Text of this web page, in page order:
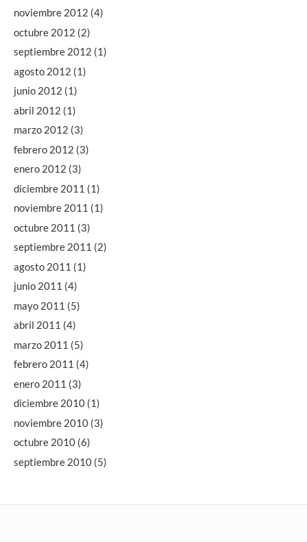
noviembre 2012 (4)
octubre 2012 (2)
septiembre 2012 (1)
agosto 2012 (1)
junio 2012 (1)
abril 2012 (1)
marzo 2012 (3)
febrero 2012 (3)
enero 2012 (3)
diciembre 2011 (1)
noviembre 2011 (1)
octubre 2011 (3)
septiembre 2011 (2)
agosto 2011 (1)
junio 2011 (4)
mayo 2011 (5)
abril 2011 (4)
marzo 2011 (5)
febrero 2011 (4)
enero 2011 (3)
diciembre 2010 (1)
noviembre 2010 (3)
octubre 2010 (6)
septiembre 2010 (5)